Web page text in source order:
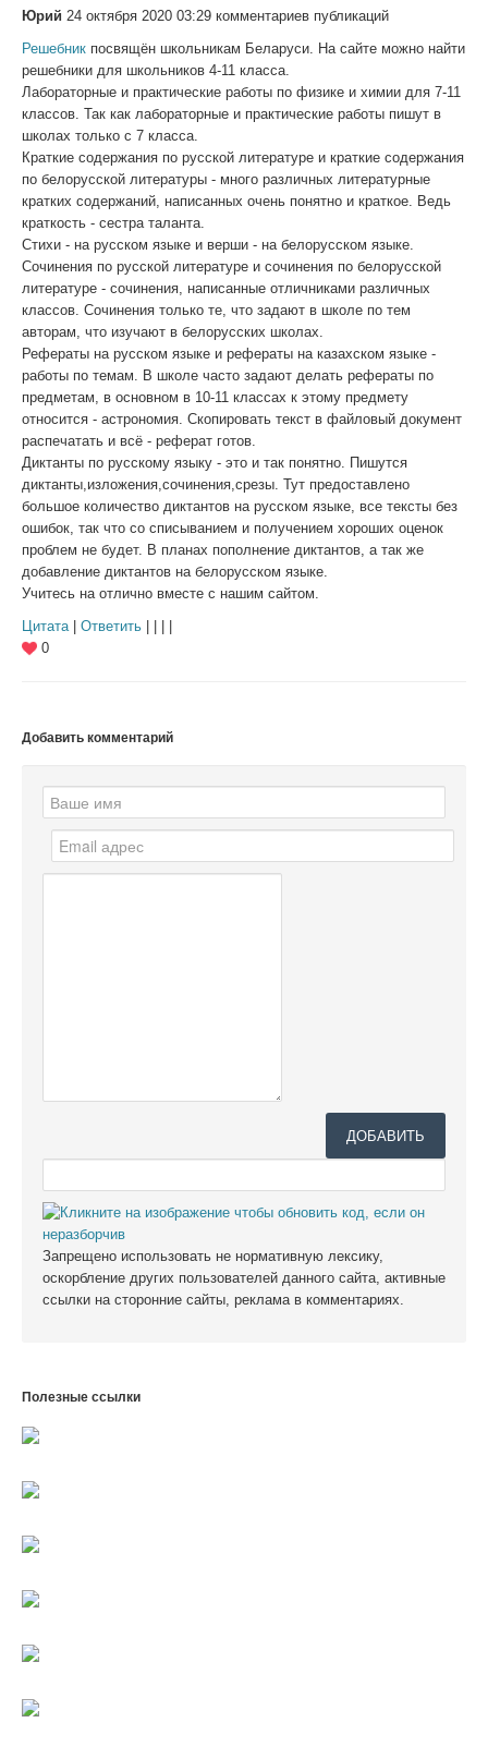
Юрий 24 октября 2020 03:29 комментариев публикаций
Решебник посвящён школьникам Беларуси. На сайте можно найти
решебники для школьников 4-11 класса.
Лабораторные и практические работы по физике и химии для 7-11
классов. Так как лабораторные и практические работы пишут в
школах только с 7 класса.
Краткие содержания по русской литературе и краткие содержания
по белорусской литературы - много различных литературные
кратких содержаний, написанных очень понятно и краткое. Ведь
краткость - сестра таланта.
Стихи - на русском языке и верши - на белорусском языке.
Сочинения по русской литературе и сочинения по белорусской
литературе - сочинения, написанные отличниками различных
классов. Сочинения только те, что задают в школе по тем
авторам, что изучают в белорусских школах.
Рефераты на русском языке и рефераты на казахском языке -
работы по темам. В школе часто задают делать рефераты по
предметам, в основном в 10-11 классах к этому предмету
относится - астрономия. Скопировать текст в файловый документ
распечатать и всё - реферат готов.
Диктанты по русскому языку - это и так понятно. Пишутся
диктанты,изложения,сочинения,срезы. Тут предоставлено
большое количество диктантов на русском языке, все тексты без
ошибок, так что со списыванием и получением хороших оценок
проблем не будет. В планах пополнение диктантов, а так же
добавление диктантов на белорусском языке.
Учитесь на отлично вместе с нашим сайтом.
Цитата
Ответить
0
Добавить комментарий
ДОБАВИТЬ
Запрещено использовать не нормативную лексику,
оскорбление других пользователей данного сайта, активные
ссылки на сторонние сайты, реклама в комментариях.
Полезные ссылки